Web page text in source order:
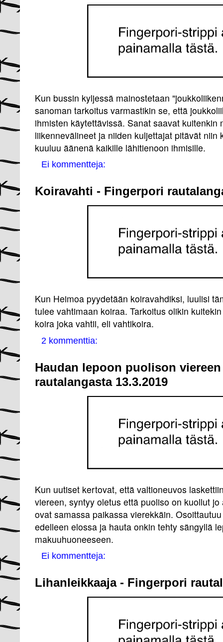
Kun bussin kyljessä mainostetaan
sanoman tarkoitus varmastikin se, että
ihmisten käytettävissä. Sanat saavat kuitenkin
liikennevälineet ja niiden kuljettajat pitävät niin
kuuluu äänenä kaikille lähitienoon ihmisille.
Ei kommentteja:
Koiravahti - Fingerpori
Kun Heimoa pyydetään koiravahdiksi, luulisi
tulee vahtimaan koiraa. Tarkoitus olikin
koira joka vahtii, eli vahtikoira.
2 kommenttia:
Haudan lepoon puolison
rautalangasta 13.3.2019
Kun uutiset kertovat, että valtioneuvos
viereen, syntyy oletus että puoliso on kuollut
ovat samassa paikassa vierekkäin.
edelleen elossa ja hauta onkin tehty sängyllä
makuuhuoneeseen.
Ei kommentteja:
Lihanleikkaaja - Fingerpori